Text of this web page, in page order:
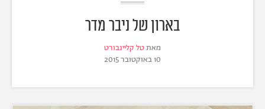
בארון של ניבר מדר
מאתטל קליינבורט
10 באוקטובר 2015